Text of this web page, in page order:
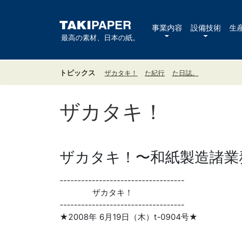
最高の素材、日本の紙。
事業内容 設備技術 生
トピックス ザカタキ！ た紀行 た日誌。
ザカタキ！
ザカタキ！〜和紙製造諸
-----------------------------------
ザカタキ！
-----------------------------------
★2008年 6月19日（木）t-0904号★